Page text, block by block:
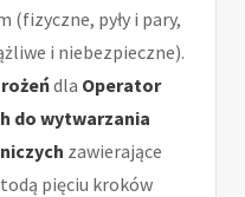
(fizyczne, pyły i pary,
i niebezpieczne).
dla Operator
do wytwarzania
zawierające
pięciu kroków